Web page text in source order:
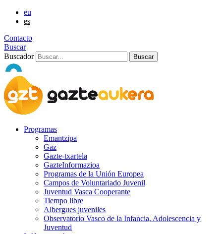
eu
es
Contacto
Buscar
Buscador
Programas
Emantzipa
Gaz
Gazte-txartela
GazteInformazioa
Programas de la Unión Europea
Campos de Voluntariado Juvenil
Juventud Vasca Cooperante
Tiempo libre
Albergues juveniles
Observatorio Vasco de la Infancia, Adolescencia y
Juventud